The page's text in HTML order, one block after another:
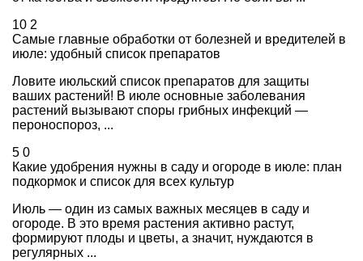
10 2
Самые главные обработки от болезней и вредителей в
июле: удобный список препаратов
Ловите июльский список препаратов для защиты
ваших растений! В июле основные заболевания
растений вызывают споры грибных инфекций —
пероноспороз, ...
5 0
Какие удобрения нужны в саду и огороде в июле: план
подкормок и список для всех культур
Июль — один из самых важных месяцев в саду и
огороде. В это время растения активно растут,
формируют плоды и цветы, а значит, нуждаются в
регулярных ...